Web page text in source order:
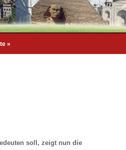
»
soll, zeigt nun die